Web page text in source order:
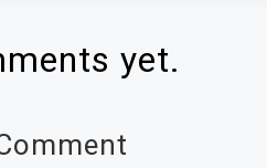
yet.